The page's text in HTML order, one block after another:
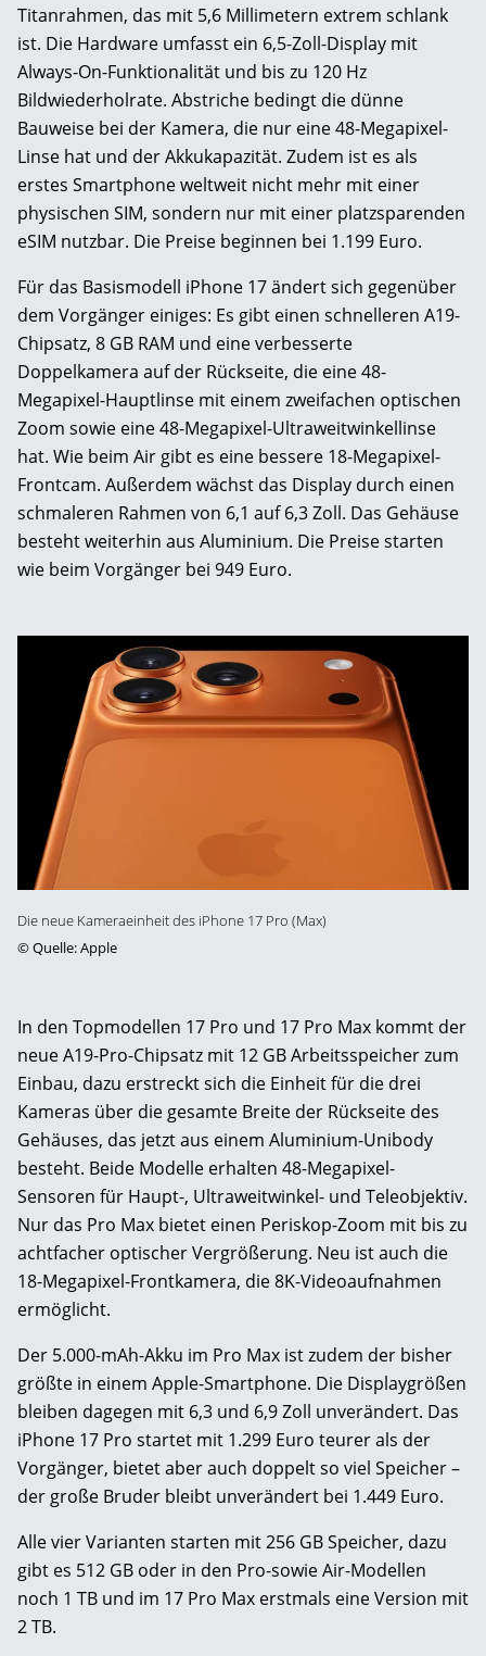
Titanrahmen, das mit 5,6 Millimetern extrem schlank
ist. Die Hardware umfasst ein 6,5-Zoll-Display mit
Always-On-Funktionalität und bis zu 120 Hz
Bildwiederholrate. Abstriche bedingt die dünne
Bauweise bei der Kamera, die nur eine 48-Megapixel-
Linse hat und der Akkukapazität. Zudem ist es als
erstes Smartphone weltweit nicht mehr mit einer
physischen SIM, sondern nur mit einer platzsparenden
eSIM nutzbar. Die Preise beginnen bei 1.199 Euro.
Für das Basismodell iPhone 17 ändert sich gegenüber
dem Vorgänger einiges: Es gibt einen schnelleren A19-
Chipsatz, 8 GB RAM und eine verbesserte
Doppelkamera auf der Rückseite, die eine 48-
Megapixel-Hauptlinse mit einem zweifachen optischen
Zoom sowie eine 48-Megapixel-Ultraweitwinkellinse
hat. Wie beim Air gibt es eine bessere 18-Megapixel-
Frontcam. Außerdem wächst das Display durch einen
schmaleren Rahmen von 6,1 auf 6,3 Zoll. Das Gehäuse
besteht weiterhin aus Aluminium. Die Preise starten
wie beim Vorgänger bei 949 Euro.
Die neue Kameraeinheit des iPhone 17 Pro (Max)
©Quelle: Apple
In den Topmodellen 17 Pro und 17 Pro Max kommt der
neue A19-Pro-Chipsatz mit 12 GB Arbeitsspeicher zum
Einbau, dazu erstreckt sich die Einheit für die drei
Kameras über die gesamte Breite der Rückseite des
Gehäuses, das jetzt aus einem Aluminium-Unibody
besteht. Beide Modelle erhalten 48-Megapixel-
Sensoren für Haupt-, Ultraweitwinkel- und Teleobjektiv.
Nur das Pro Max bietet einen Periskop-Zoom mit bis zu
achtfacher optischer Vergrößerung. Neu ist auch die
18-Megapixel-Frontkamera, die 8K-Videoaufnahmen
ermöglicht.
Der 5.000-mAh-Akku im Pro Max ist zudem der bisher
größte in einem Apple-Smartphone. Die Displaygrößen
bleiben dagegen mit 6,3 und 6,9 Zoll unverändert. Das
iPhone 17 Pro startet mit 1.299 Euro teurer als der
Vorgänger, bietet aber auch doppelt so viel Speicher –
der große Bruder bleibt unverändert bei 1.449 Euro.
Alle vier Varianten starten mit 256 GB Speicher, dazu
gibt es 512 GB oder in den Pro-sowie Air-Modellen
noch 1 TB und im 17 Pro Max erstmals eine Version mit
2 TB.